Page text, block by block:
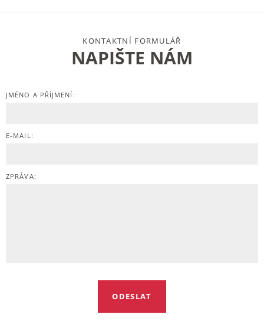
NAPIŠTE NÁM
KONTAKTNÍ FORMULÁŘ
JMÉNO A PŘÍJMENÍ:
E-MAIL:
ZPRÁVA: